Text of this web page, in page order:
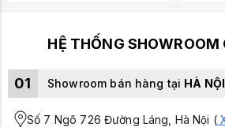
HỆ THỐNG SHOWROOM
01 Showroom bán hàng tại HÀ NỘI
Số 7 Ngõ 726 Đường Láng, Hà Nội (